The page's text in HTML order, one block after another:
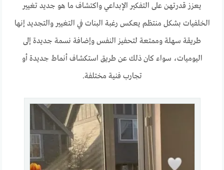
يعزز قدرتهن على التفكير الإبداعي واكتشاف ما هو جديد تغيير
الخلفيات بشكل منتظم يعكس رغبة البنات في التغيير والتجديد إنها
طريقة سهلة وممتعة لتحفيز النفس وإضافة نسمة جديدة إلى
اليوميات، سواء كان ذلك عن طريق استكشاف أنماط جديدة أو
تجارب فنية مختلفة.